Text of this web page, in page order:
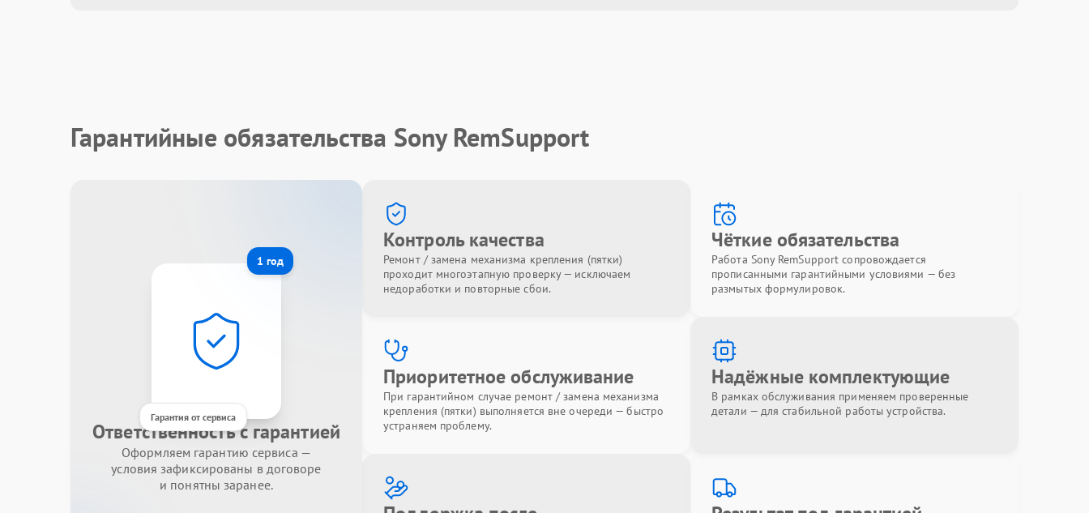
Гарантийные обязательства Sony RemSupport
1 год
Гарантия от сервиса
Ответственность с гарантией
Оформляем гарантию сервиса —
условия зафиксированы в договоре
и понятны заранее.
Контроль качества
Ремонт / замена механизма крепления (пятки)
проходит многоэтапную проверку — исключаем
недоработки и повторные сбои.
Чёткие обязательства
Работа Sony RemSupport сопровождается
прописанными гарантийными условиями — без
размытых формулировок.
Приоритетное обслуживание
При гарантийном случае ремонт / замена механизма
крепления (пятки) выполняется вне очереди — быстро
устраняем проблему.
Надёжные комплектующие
В рамках обслуживания применяем проверенные
детали — для стабильной работы устройства.